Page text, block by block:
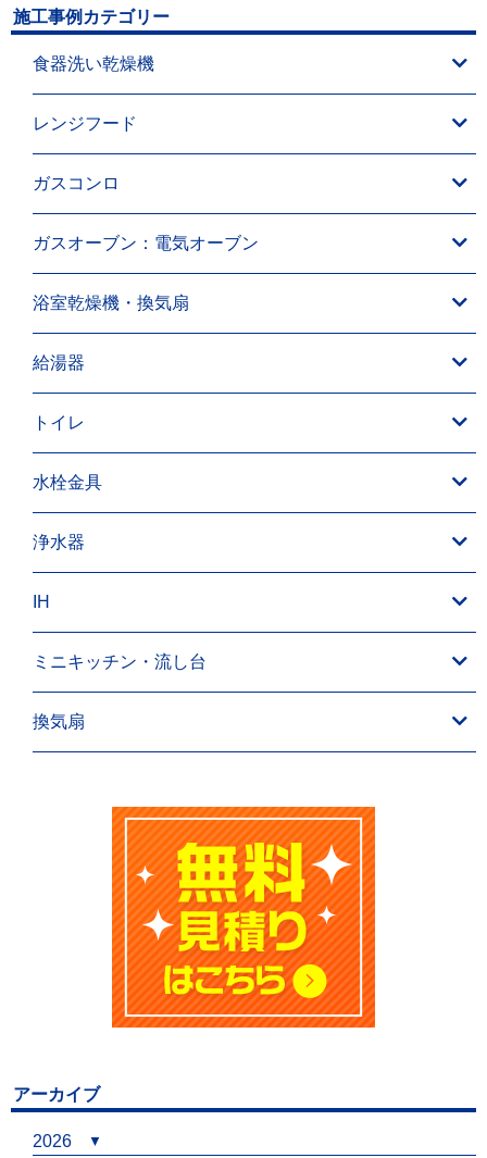
施工事例カテゴリー
食器洗い乾燥機
レンジフード
ガスコンロ
ガスオーブン：電気オーブン
浴室乾燥機・換気扇
給湯器
トイレ
水栓金具
浄水器
IH
ミニキッチン・流し台
換気扇
アーカイブ
2026